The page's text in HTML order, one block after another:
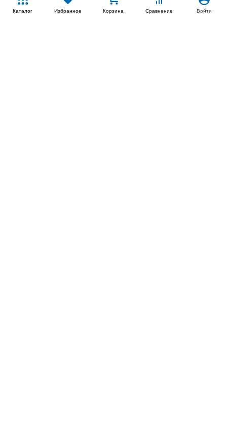
Каталог Избранное Корзина Сравнение Войти